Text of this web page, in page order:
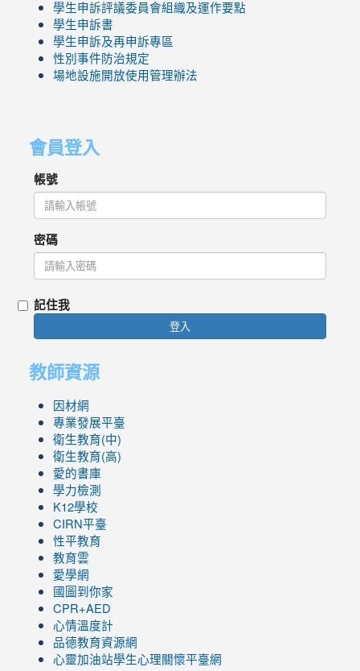
學生申訴評議委員會組織及運作要點
學生申訴書
學生申訴及再申訴專區
性別事件防治規定
場地設施開放使用管理辦法
會員登入
帳號
密碼
記住我
登入
教師資源
因材網
專業發展平臺
衛生教育(中)
衛生教育(高)
愛的書庫
學力檢測
K12學校
CIRN平臺
性平教育
教育雲
愛學網
國圖到你家
CPR+AED
心情溫度計
品德教育資源網
心靈加油站學生心理關懷平臺網